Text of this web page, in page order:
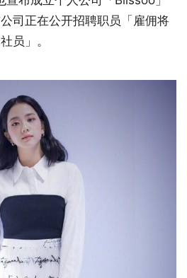
司正在公开招聘职员「雇佣将
员」。